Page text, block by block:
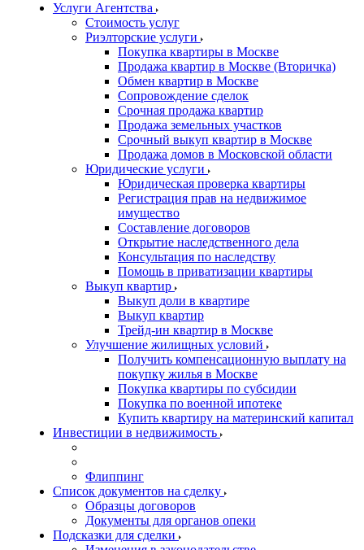
Услуги Агентства
Стоимость услуг
Риэлторские услуги
Покупка квартиры в Москве
Продажа квартир в Москве (Вторичка)
Обмен квартир в Москве
Сопровождение сделок
Срочная продажа квартир
Продажа земельных участков
Срочный выкуп квартир в Москве
Продажа домов в Московской области
Юридические услуги
Юридическая проверка квартиры
Регистрация прав на недвижимое
имущество
Составление договоров
Открытие наследственного дела
Консультация по наследству
Помощь в приватизации квартиры
Выкуп квартир
Выкуп доли в квартире
Выкуп квартир
Трейд-ин квартир в Москве
Улучшение жилищных условий
Получить компенсационную выплату на
покупку жилья в Москве
Покупка квартиры по субсидии
Покупка по военной ипотеке
Купить квартиру на материнский капитал
Инвестиции в недвижимость
Флиппинг
Список документов на сделку
Образцы договоров
Документы для органов опеки
Подсказки для сделки